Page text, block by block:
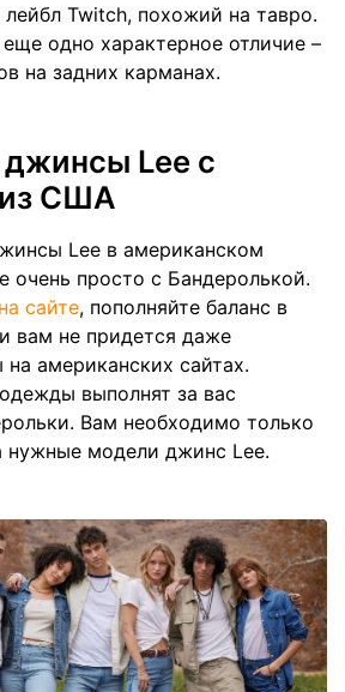
Twitch, похожий на тавро.
одно характерное отличие –
на задних карманах.
джинсы Lee с
из США
Lee в американском
очень просто с Бандеролькой.
сайте, пополняйте баланс в
вам не придется даже
американских сайтах.
выполнят за вас
Вам необходимо только
нужные модели джинс Lee.